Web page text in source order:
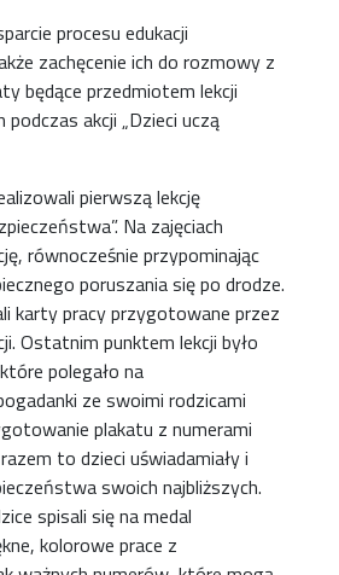
procesu edukacji
zachęcenie ich do rozmowy z
będące przedmiotem lekcji
akcji „Dzieci uczą
pierwszą lekcję
Na zajęciach
równocześnie przypominając
poruszania się po drodze.
karty pracy przygotowane przez
Ostatnim punktem lekcji było
polegało na
ze swoimi rodzicami
plakatu z numerami
to dzieci uświadamiały i
swoich najbliższych.
spisali się na medal
kolorowe prace z